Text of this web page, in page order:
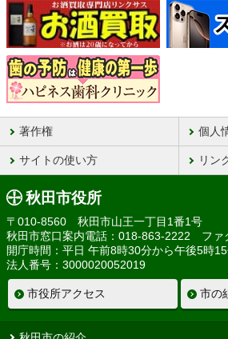
著作権 個人
サイトの使い方 リン
秋田市役所
〒010-8560 秋田市山王一丁目1番1号
秋田市窓口案内電話：018-863-2222 ファ
開庁時間：平日 午前8時30分から午後5時
法人番号：3000020052019
市役所アクセス 市の